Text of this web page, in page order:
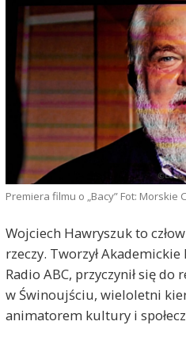
Premiera filmu o „Bacy” Fot: Morskie
Wojciech Hawryszuk to
rzeczy. Tworzył Akademickie
Radio ABC, przyczynił się
w Świnoujściu, wieloletni
animatorem kultury i